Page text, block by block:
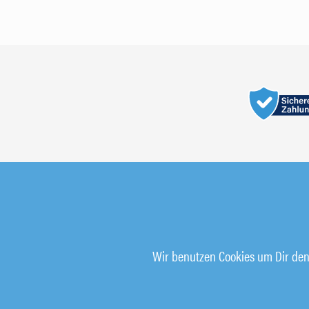
© 2026 Alle Rechte vorbehaltenWir benutzen Cookies um Dir